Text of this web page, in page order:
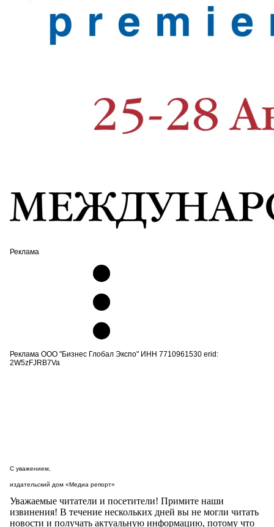
Реклама
Реклама ООО "Бизнес Глобал Экспо" ИНН 7710961530 erid:
2W5zFJRB7Va
С уважением,
издательский дом «Медиа репорт»
Уважаемые читатели и посетители! Примите наши
извинения! В течение нескольких дней вы не могли читать
новости и получать актуальную информацию, потому что